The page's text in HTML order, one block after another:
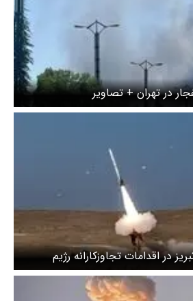
در تهران + تصاویر
در اقدامات تجاوزکارانه رژیم